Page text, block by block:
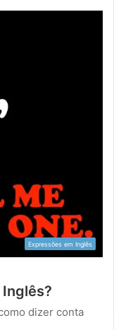
Expressões em Inglês
dizer conta